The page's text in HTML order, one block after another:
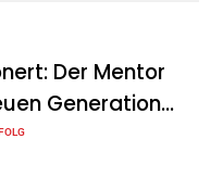
im
Der Mentor
Generation